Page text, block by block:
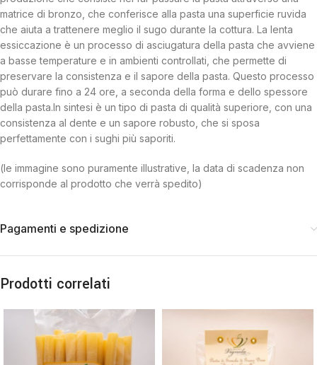
matrice di bronzo, che conferisce alla pasta una superficie ruvida
che aiuta a trattenere meglio il sugo durante la cottura. La lenta
essiccazione è un processo di asciugatura della pasta che avviene
a basse temperature e in ambienti controllati, che permette di
preservare la consistenza e il sapore della pasta. Questo processo
può durare fino a 24 ore, a seconda della forma e dello spessore
della pasta.In sintesi è un tipo di pasta di qualità superiore, con una
consistenza al dente e un sapore robusto, che si sposa
perfettamente con i sughi più saporiti.
(le immagine sono puramente illustrative, la data di scadenza non
corrisponde al prodotto che verrà spedito)
Pagamenti e spedizione
Prodotti correlati